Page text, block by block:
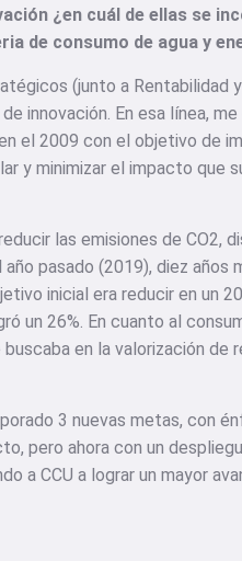
¿en cuál de ellas se
de consumo de agua y
(junto a Rentabilidad
innovación. En esa línea,
el 2009 con el objetivo de
y minimizar el impacto que
las emisiones de CO2,
pasado (2019), diez años
inicial era reducir en un
un 26%. En cuanto al
en la valorización de
3 nuevas metas, con
pero ahora con un
a CCU a lograr un mayor